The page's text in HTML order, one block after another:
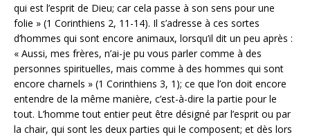
qui est l’esprit de Dieu; car cela passe à son sens pour une
folie » (1 Corinthiens 2, 11-14). Il s’adresse à ces sortes
d’hommes qui sont encore animaux, lorsqu’il dit un peu après :
« Aussi, mes frères, n’ai-je pu vous parler comme à des
personnes spirituelles, mais comme à des hommes qui sont
encore charnels » (1 Corinthiens 3, 1); ce que l’on doit encore
entendre de la même manière, c’est-à-dire la partie pour le
tout. L’homme tout entier peut être désigné par l’esprit ou par
la chair, qui sont les deux parties qui le composent; et dès lors